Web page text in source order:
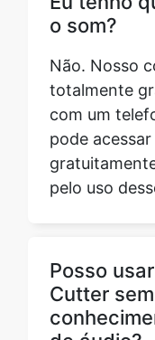
totalmente
com um
pode acessar
pelo uso
Posso
de áudio?
Nossa
online